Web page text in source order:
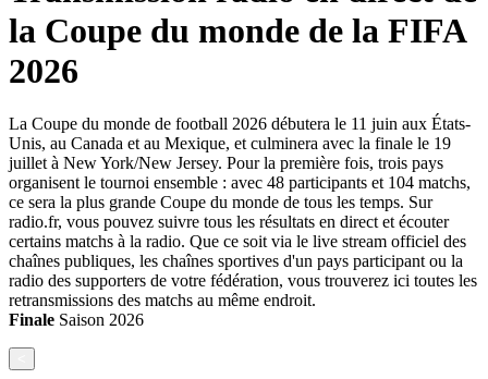
la Coupe du monde de la FIFA
2026
La Coupe du monde de football 2026 débutera le 11 juin aux États-
Unis, au Canada et au Mexique, et culminera avec la finale le 19
juillet à New York/New Jersey. Pour la première fois, trois pays
organisent le tournoi ensemble : avec 48 participants et 104 matchs,
ce sera la plus grande Coupe du monde de tous les temps. Sur
radio.fr, vous pouvez suivre tous les résultats en direct et écouter
certains matchs à la radio. Que ce soit via le live stream officiel des
chaînes publiques, les chaînes sportives d'un pays participant ou la
radio des supporters de votre fédération, vous trouverez ici toutes les
retransmissions des matchs au même endroit.
Finale Saison 2026